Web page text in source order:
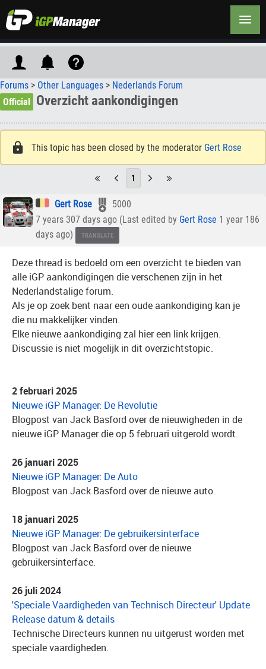
Forums > Other Languages > Nederlands Forum
Official
Overzicht aankondigingen
This topic has been closed by the moderator Gert Rose
1
Gert Rose
5000
7 years 307 days ago (Last edited by Gert Rose 1 year 186
days ago)
TRANSLATE
Deze thread is bedoeld om een overzicht te bieden van
alle iGP aankondigingen die verschenen zijn in het
Nederlandstalige forum.
Als je op zoek bent naar een oude aankondiging kan je
die nu makkelijker vinden.
Elke nieuwe aankondiging zal hier een link krijgen.
Discussie is niet mogelijk in dit overzichtstopic.
2 februari 2025
Nieuwe iGP Manager: De Revolutie
Blogpost van Jack Basford over de nieuwigheden in de
nieuwe iGP Manager die op 5 februari uitgerold wordt.
26 januari 2025
Nieuwe iGP Manager: De Auto
Blogpost van Jack Basford over de nieuwe auto.
18 januari 2025
Nieuwe iGP Manager: De gebruikersinterface
Blogpost van Jack Basford over de nieuwe
gebruikersinterface.
26 juli 2024
'Speciale Vaardigheden van Technisch Directeur' Update
Release datum & details
Technische Directeurs kunnen nu uitgerust worden met
speciale vaardigheden.